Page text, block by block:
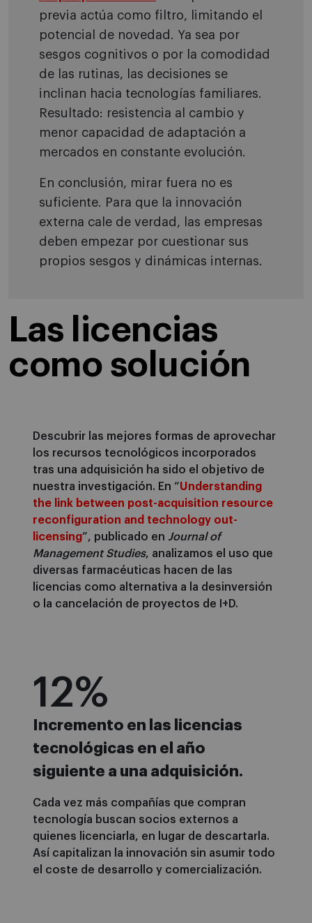
previa actúa como filtro, limitando el
potencial de novedad. Ya sea por
sesgos cognitivos o por la comodidad
de las rutinas, las decisiones se
inclinan hacia tecnologías familiares.
Resultado: resistencia al cambio y
menor capacidad de adaptación a
mercados en constante evolución.
En conclusión, mirar fuera no es
suficiente. Para que la innovación
externa cale de verdad, las empresas
deben empezar por cuestionar sus
propios sesgos y dinámicas internas.
Las licencias
como solución
Descubrir las mejores formas de aprovechar
los recursos tecnológicos incorporados
tras una adquisición ha sido el objetivo de
nuestra investigación. En “Understanding
the link between post-acquisition resource
reconfiguration and technology out-
licensing”, publicado en Journal of
Management Studies, analizamos el uso que
diversas farmacéuticas hacen de las
licencias como alternativa a la desinversión
o la cancelación de proyectos de I+D.
12%
Incremento en las licencias
tecnológicas en el año
siguiente a una adquisición.
Cada vez más compañías que compran
tecnología buscan socios externos a
quienes licenciarla, en lugar de descartarla.
Así capitalizan la innovación sin asumir todo
el coste de desarrollo y comercialización.